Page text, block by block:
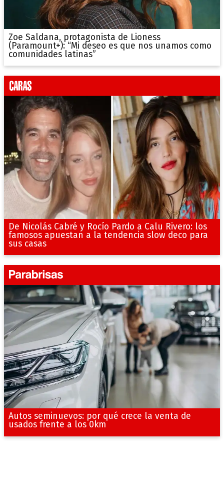
Zoe Saldana, protagonista de Lioness
(Paramount+): “Mi deseo es que nos unamos como
comunidades latinas”
De Nicolás Cabré y Rocío Pardo a Calu Rivero: los
famosos apuestan a la tendencia slow deco para
sus casas
Autos seminuevos: por qué crece la venta de
usados frente a los 0km